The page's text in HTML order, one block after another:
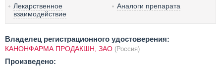
Лекарственное
взаимодействие
Аналоги препарата
Владелец регистрационного удостоверения:
КАНОНФАРМА ПРОДАКШН, ЗАО (Россия)
Произведено: